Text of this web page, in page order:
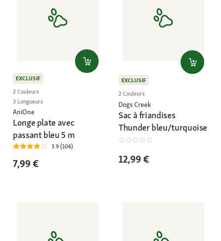
EXCLUSIF
2 Couleurs
3 Longueurs
AniOne
Longe plate avec
passant bleu 5 m
3.9 (106)
7,99 €
EXCLUSIF
2 Couleurs
Dogs Creek
Sac à friandises
Thunder bleu/turquoise
12,99 €